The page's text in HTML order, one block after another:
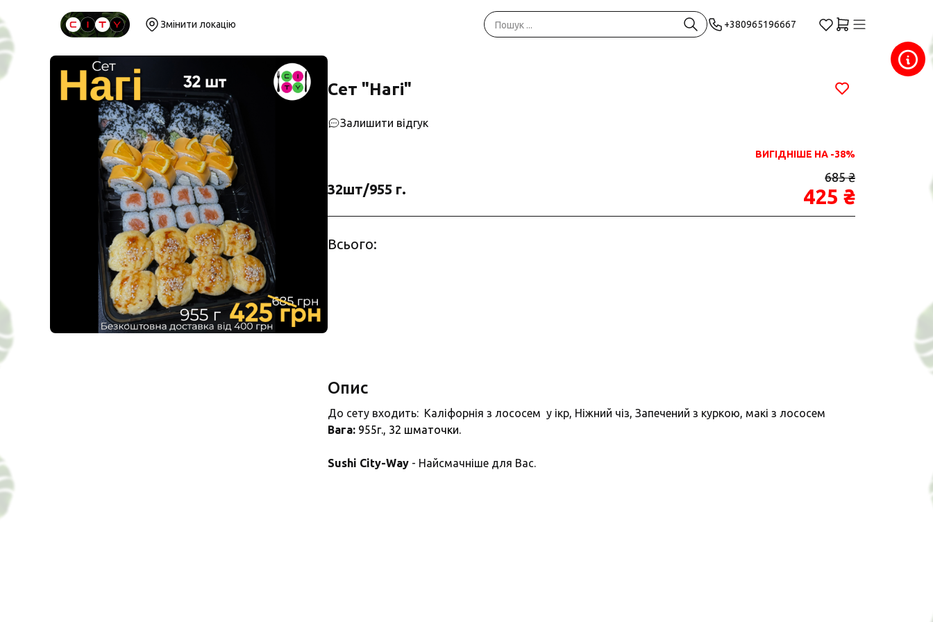
Змінити локацію +380965196667
Сет "Нагі"
Залишити відгук
ВИГІДНІШЕ НА -38%
32шт/955 г.
685 ₴
425 ₴
Всього:
Опис
До сету входить: Каліфорнія з лососем у ікр, Ніжний чіз, Запечений з куркою, макі з лососем
Вага: 955г., 32 шматочки.
Sushi City-Way - Найсмачніше для Вас.